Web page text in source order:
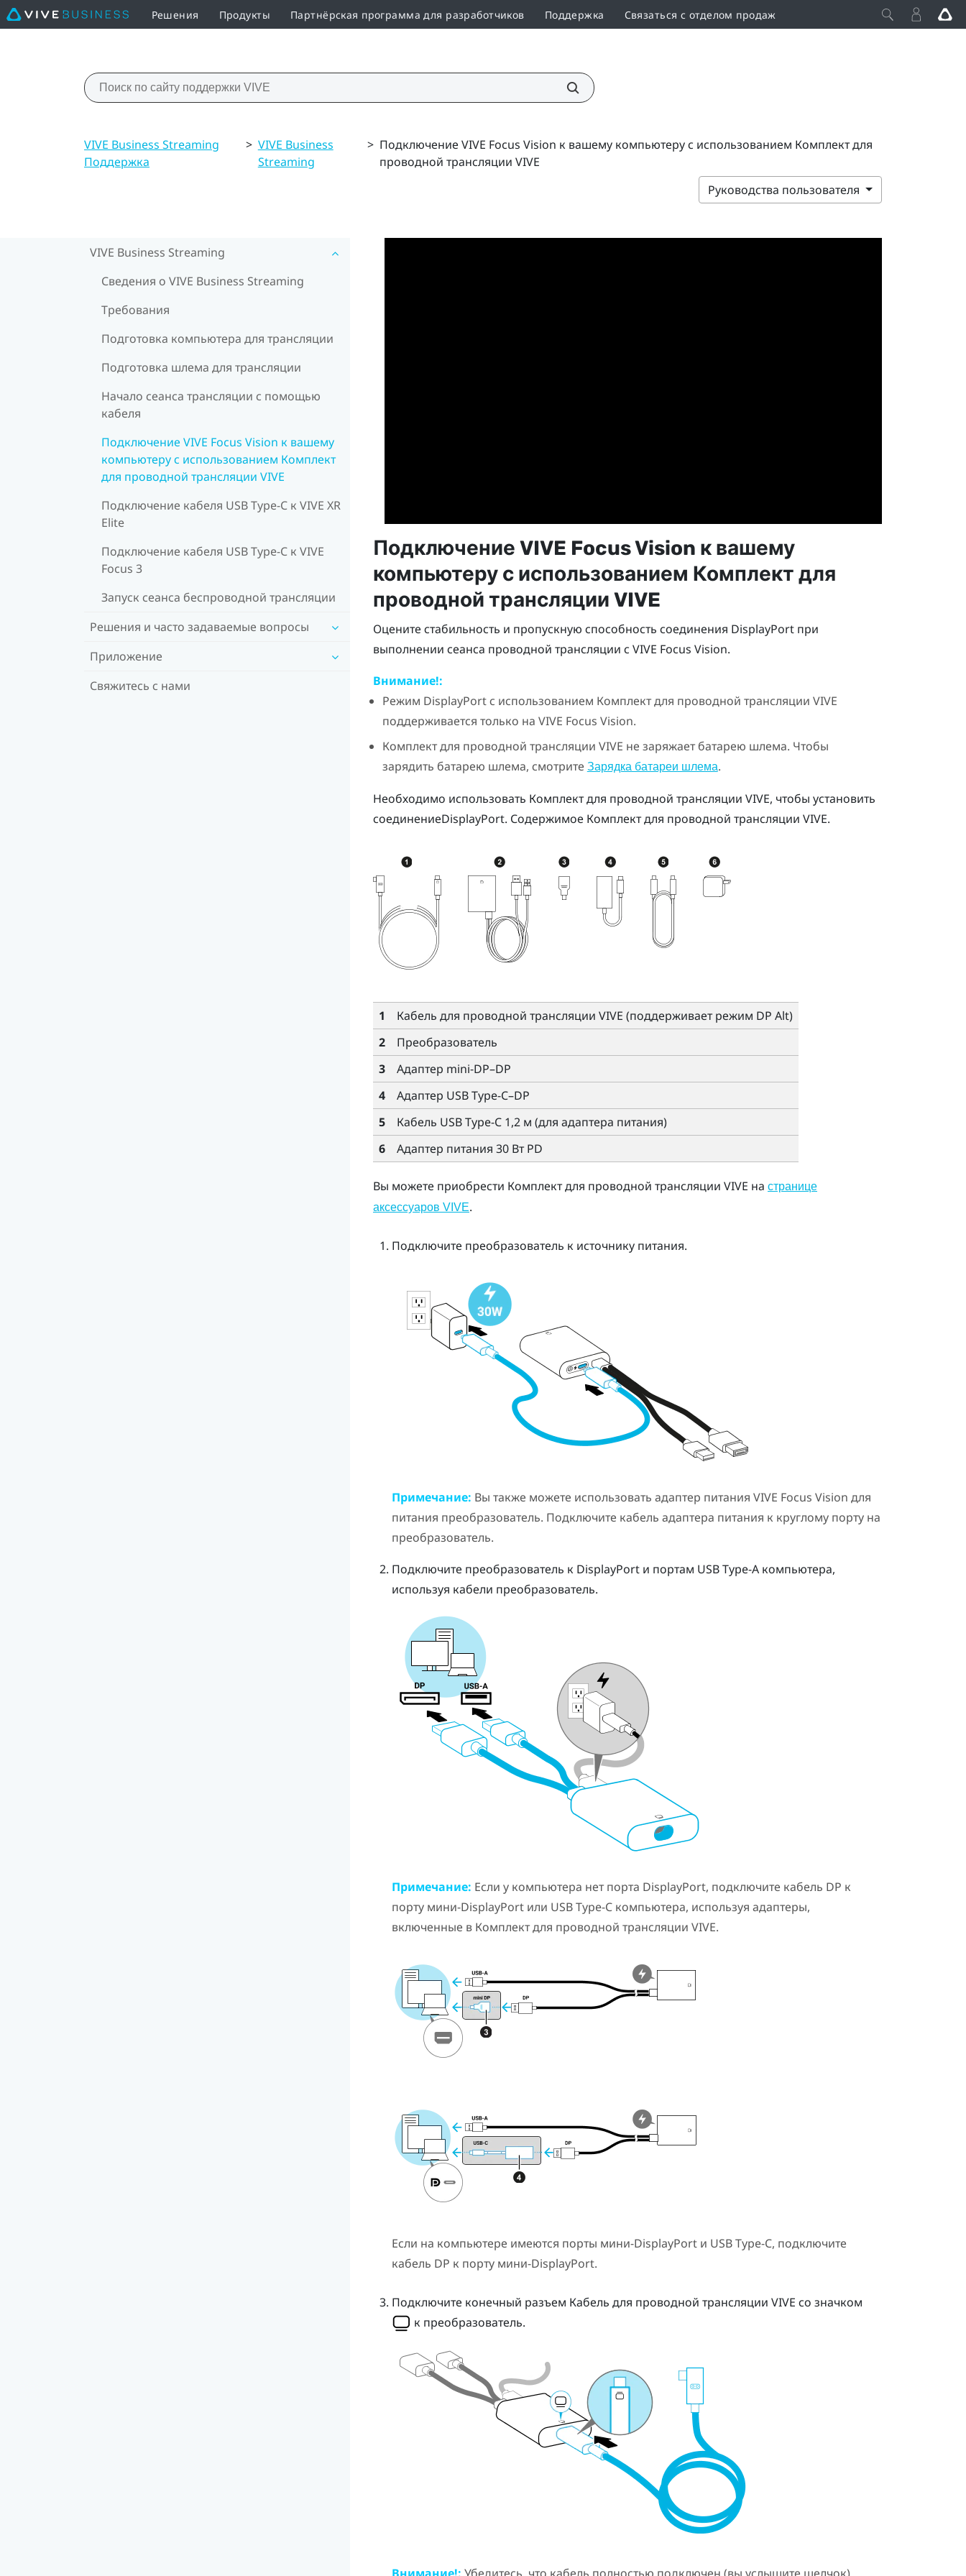
Решения Продукты Партнёрская программа для разработчиков Поддержка Связаться с отделом продаж
VIVE Business Streaming
Поддержка
> VIVE Business
Streaming
> Подключение VIVE Focus Vision к вашему компьютеру с использованием Комплект для
проводной трансляции VIVE
Руководства пользователя
VIVE Business Streaming
Сведения о VIVE Business Streaming
Требования
Подготовка компьютера для трансляции
Подготовка шлема для трансляции
Начало сеанса трансляции с помощью
кабеля
Подключение VIVE Focus Vision к вашему
компьютеру с использованием Комплект
для проводной трансляции VIVE
Подключение кабеля USB Type-C к VIVE XR
Elite
Подключение кабеля USB Type-C к VIVE
Focus 3
Запуск сеанса беспроводной трансляции
Решения и часто задаваемые вопросы
Приложение
Свяжитесь с нами
Подключение VIVE Focus Vision к вашему
компьютеру с использованием Комплект для
проводной трансляции VIVE
Оцените стабильность и пропускную способность соединения DisplayPortпри
выполнении сеанса проводной трансляции с VIVE Focus Vision.
Внимание!:
Режим DisplayPortс использованием Комплект для проводной трансляции VIVE
поддерживается только на VIVE Focus Vision.
Комплект для проводной трансляции VIVE не заряжает батарею шлема. Чтобы
зарядить батарею шлема, смотрите Зарядка батареи шлема.
Необходимо использовать Комплект для проводной трансляции VIVE, чтобы установить
соединениеDisplayPort. Содержимое Комплект для проводной трансляции VIVE.
1 Кабель для проводной трансляции VIVE (поддерживает режим DP Alt)
2
Преобразователь
3
Адаптер mini-DP–DP
4
Адаптер USB Type-C–DP
5
Кабель USB Type-C 1,2 м (для адаптера питания)
6
Адаптер питания 30 Вт PD
Вы можете приобрести Комплект для проводной трансляции VIVE на странице
аксессуаров VIVE.
Подключите преобразователь к источнику питания.
Примечание: Вы также можете использовать адаптер питания VIVE Focus Vision для
питания преобразователь. Подключите кабель адаптера питания к круглому порту на
преобразователь.
Подключите преобразователь к DisplayPortи портам USB Type-A компьютера,
используя кабели преобразователь.
Примечание: Если у компьютера нет порта DisplayPort, подключите кабель DP к
порту мини-DisplayPortили USB Type-Cкомпьютера, используя адаптеры,
включенные в Комплект для проводной трансляции VIVE.
Если на компьютере имеются порты мини-DisplayPortи USB Type-C, подключите
кабель DP к порту мини-DisplayPort.
Подключите конечный разъем Кабель для проводной трансляции VIVE со значком
к преобразователь.